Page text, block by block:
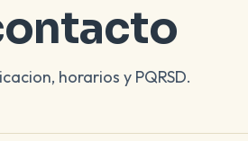
horarios y PQRSD.